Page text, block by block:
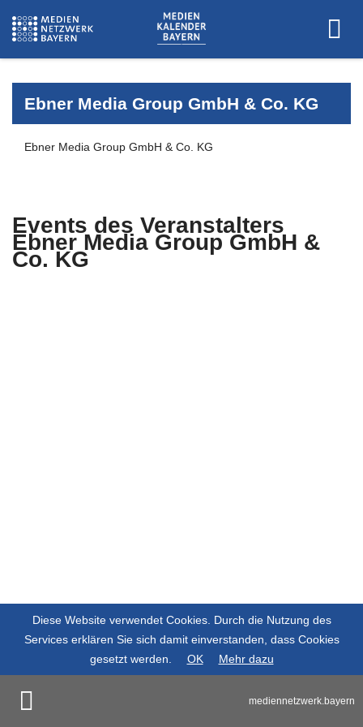
Ebner Media Group GmbH & Co. KG
Ebner Media Group GmbH & Co. KG
Events des Veranstalters
Ebner Media Group GmbH &
Co. KG
mediennetzwerk.bayern
Diese Website verwendet Cookies. Durch die Nutzung des
Services erklären Sie sich damit einverstanden, dass Cookies
gesetzt werden.
OK Mehr dazu